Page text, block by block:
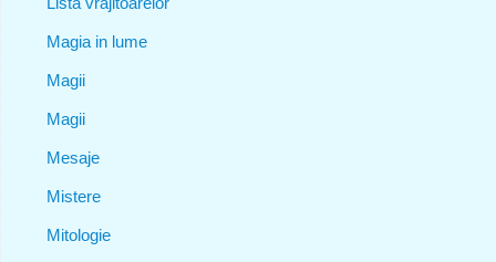
Magia in lume
Magii
Magii
Mesaje
Mistere
Mitologie